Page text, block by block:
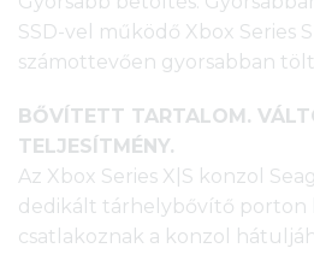
SSD-vel működő Xbox Series
számottevően gyorsabban
BŐVÍTETT TARTALOM.
TELJESÍTMÉNY.
Az Xbox Series X|S konzol
dedikált tárhelybővítő porton
csatlakoznak a konzol